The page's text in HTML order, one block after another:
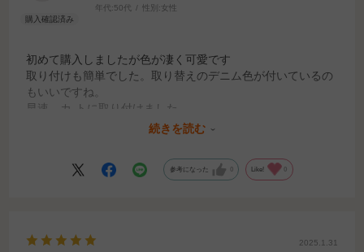
年代:50代 性別: 女性
初めて購入しましたが色が凄く可愛です
取り付けも簡単でした。取り替えのデニム色が付いているの
もいいですね。
早速、カ-トに取り付けました。
荷物が掛けられるので助かります。
続きを読む
参考になった 0 Like! 0
2025.1.31